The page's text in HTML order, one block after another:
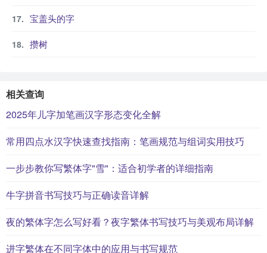
宝盖头的字
攒树
相关查询
2025年儿字加笔画汉字形态变化全解
常用四点水汉字快速查找指南：笔画规范与组词实用技巧
一步步教你写繁体字"雪"：适合初学者的详细指南
牛字拼音书写技巧与正确读音详解
夜的繁体字怎么写好看？夜字繁体书写技巧与美观布局详解
进字繁体在不同字体中的应用与书写规范